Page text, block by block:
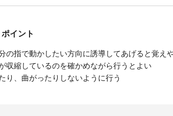
イント
の指で動かしたい方向に誘導してあげると覚え
収縮しているのを確かめながら行うとよい
り、曲がったりしないように行う